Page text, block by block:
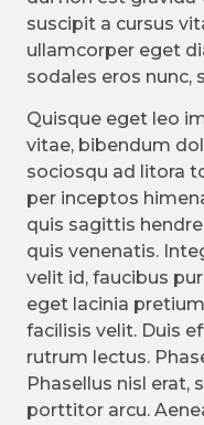
suscipit a cursus
ullamcorper eget
sodales eros nunc,
Quisque eget leo
vitae, bibendum
sociosqu ad litora
per inceptos
quis sagittis
quis venenatis.
velit id, faucibus
eget lacinia
facilisis velit. Duis
rutrum lectus.
Phasellus nisl erat,
porttitor arcu.